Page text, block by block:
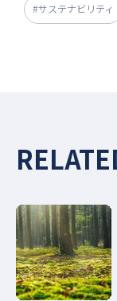
#サステナビリティ